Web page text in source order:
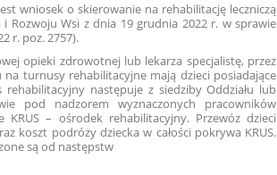
wniosek o skierowanie na rehabilitację leczniczą
Rozwoju Wsi z dnia 19 grudnia 2022 r. w sprawie
r. poz. 2757).
opieki zdrowotnej lub lekarza specjalistę, przez
turnusy rehabilitacyjne mają dzieci posiadające
następuje z siedziby Oddziału lub
pod nadzorem wyznaczonych pracowników
– ośrodek rehabilitacyjny. Przewóz dzieci
koszt podróży dziecka w całości pokrywa KRUS.
są od następstw